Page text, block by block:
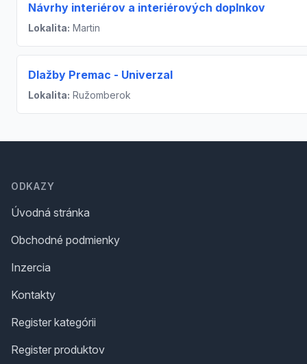
Návrhy interiérov a interiérových doplnkov
Lokalita: Martin
Dlažby Premac - Univerzal
Lokalita: Ružomberok
ODKAZY
Úvodná stránka
Obchodné podmienky
Inzercia
Kontakty
Register kategórii
Register produktov